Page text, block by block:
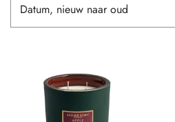
Datum, nieuw naar oud